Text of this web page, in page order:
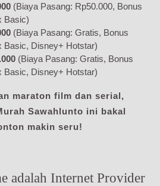
(Biaya Pasang: Rp50.000, Bonus
Basic)
(Biaya Pasang: Gratis, Bonus
Basic, Disney+ Hotstar)
(Biaya Pasang: Gratis, Bonus
Basic, Disney+ Hotstar)
maraton film dan serial,
Sawahlunto ini bakal
makin seru!
adalah Internet Provider